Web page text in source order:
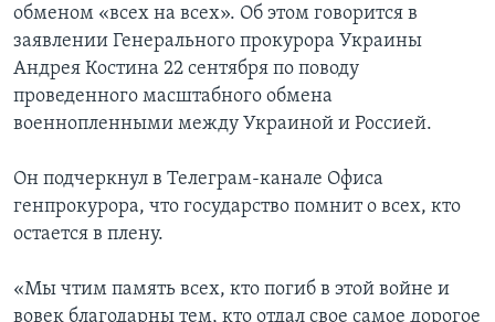
обменом «всех на всех». Об этом говорится в
заявлении Генерального прокурора Украины
Андрея Костина 22 сентября по поводу
проведенного масштабного обмена
военнопленными между Украиной и Россией.
Он подчеркнул в Телеграм-канале Офиса
генпрокурора, что государство помнит о всех, кто
остается в плену.
«Мы чтим память всех, кто погиб в этой войне и
вовек благодарны тем, кто отдал свое самое дорогое